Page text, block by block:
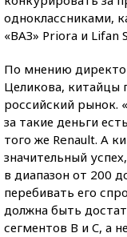
одноклассниками,
«ВАЗ» Priora и Lifan
По мнению
Целикова, китайцы
российский рынок.
за такие деньги
того же Renault. А
значительный
в диапазон от 200
перебивать его
должна быть
сегментов B и C, а